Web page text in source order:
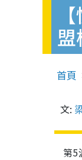
首頁
文:
第5